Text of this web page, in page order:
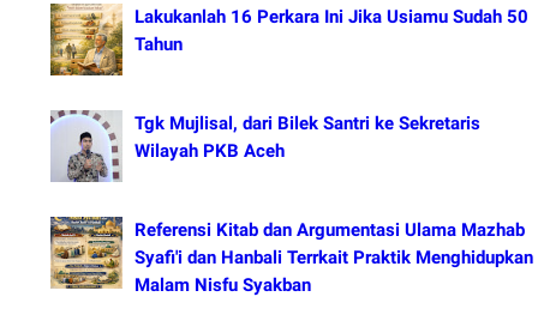
Lakukanlah 16 Perkara Ini Jika Usiamu Sudah 50
Tahun
Tgk Mujlisal, dari Bilek Santri ke Sekretaris
Wilayah PKB Aceh
Referensi Kitab dan Argumentasi Ulama Mazhab
Syafi'i dan Hanbali Terrkait Praktik Menghidupkan
Malam Nisfu Syakban